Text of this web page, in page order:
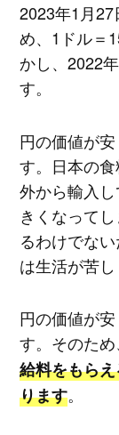
2023年1月
め、1ドル＝
かし、2022
す。
円の価値が
す。日本の
外から輸入
きくなって
るわけでな
は生活が苦し
円の価値が
す。そのため、
給料をもら
ります。